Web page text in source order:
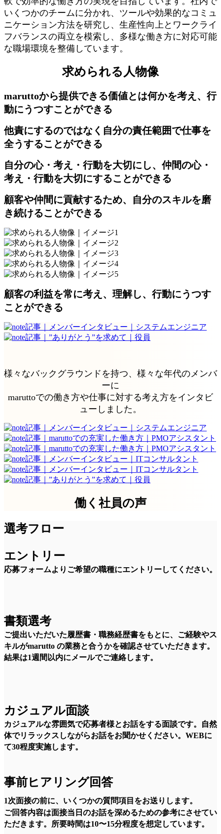
いくつかのチームに分かれ、ツールや効果的なコミュ
ニケーション方法を研究し、生産性向上とワークライ
フバランスの両立を模索し、多様な働き方に対応可能
な職場環境を整備しています。
求められる人​物像
maruttoから提供できる価値とは何かを考え、行
動にうつすことができる
他責にするのではなく自分の責任範囲で仕事を
全うすることができる
自分の心・考え・行動を大切にし、仲間の心・
考え・行動を大切にすることができる
顧客や仲間に貢献するため、自分のスキルを磨
き続けることができる
顧客の利益を常に考え、理解し、行動にうつす
ことができる
様々なバックグラウンドを持つ、様々な年代のメンバ
ーに
maruttoでの働き方や仕事に対する考え方をインタビ
ューしました。
働く社員の声
選考フロー
エントリー
応募フォームよりご希望の職種にエントリーしてください。
書類選考
ご提出いただいた履歴書・職務経歴書をもとに、ご経験やス
キルがmarutto の業務と合うかを確認させていただきます。
結果は1週間以内にメールでご連絡します。
カジュアル面談
カジュアルな雰囲気で応募者様とお話をする面談です。自然
体でリラックスしながらお話をお聞かせください。WEBに
て30程度実施します。
事前ヒアリング回答
1次面接の前に、いくつかの質問項目をお送りします。
ご回答内容は面接当日のお話を深めるための参考にさせてい
ただきます。所要時間は10〜15分程度を想定しています。